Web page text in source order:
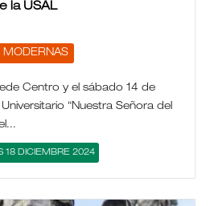
la USAL
MODERNAS
Centro y el sábado 14 de
“Nuestra Señora del
18 DICIEMBRE 2024